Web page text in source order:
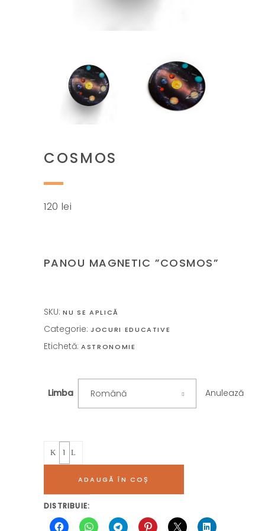
COSMOS
120 lei
PANOU MAGNETIC ”COSMOS”
SKU: NU SE APLICĂ
Categorie: JOCURI EDUCATIVE
Etichetă: ASTRONOMIE
Limba Română Anulează
Quantity
ADAUGĂ ÎN COȘ
DISTRIBUIE: